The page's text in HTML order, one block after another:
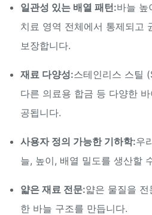
일관성 있는 배열 패턴:바늘 높
치료 영역 전체에서 통제되고
보장합니다.
재료 다양성:스테인리스 스틸
다른 의료용 합금 등 다양한
공됩니다.
사용자 정의 가능한 기하학:우
늘, 높이, 배열 밀도를 생산할
얇은 재료 전문:얇은 물질을
한 바늘 구조를 만듭니다.